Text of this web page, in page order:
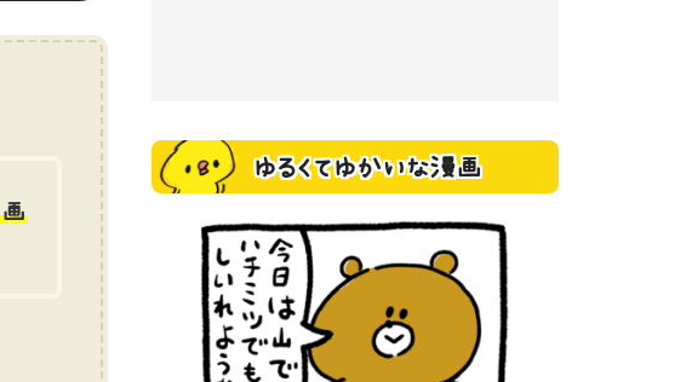
画
ゆるくてゆかいな漫画